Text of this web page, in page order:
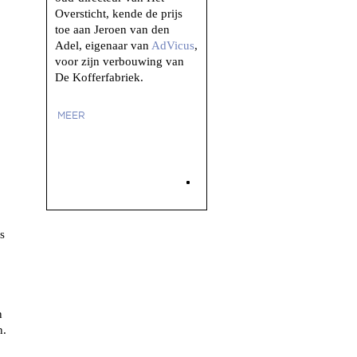
Oversticht, kende de prijs
toe aan Jeroen van den
Adel, eigenaar van AdVicus,
voor zijn verbouwing van
De Kofferfabriek.
MEER